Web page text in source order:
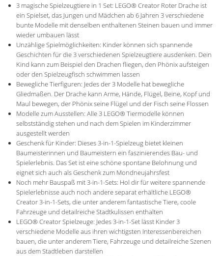
3 magische Spielzeugtiere in 1 Set: LEGO® Creator Roter Drache ist
ein Spielset, das Jungen und Mädchen ab 6 Jahren 3 verschiedene
bunte Modelle mit denselben enthaltenen Steinen bauen und immer
wieder umbauen lässt
Unzählige Spielmöglichkeiten: Kinder können sich spannende
Geschichten für die 3 verschiedenen Spielzeugtiere ausdenken. Dein
Kind kann zum Beispiel den Drachen fliegen, den Phönix aufsteigen
oder den Spielzeugfisch schwimmen lassen
Bewegliche Tierfiguren: Jedes der 3 Modelle hat bewegliche
Gliedmaßen. Der Drache kann Arme, Hände, Flügel, Beine, Kopf und
Maul bewegen, der Phönix seine Flügel und der Fisch seine Flossen
Modelle zum Ausstellen: Alle 3 LEGO® Tiermodelle können
selbstständig stehen und nach dem Spielen im Kinderzimmer
ausgestellt werden
Geschenk für Kinder: Dieses 3-in-1-Spielzeug bietet kleinen
Baumeisterinnen und Baumeistern ein faszinierendes Bau- und
Spielerlebnis. Das Set ist eine schöne spontane Belohnung und
eignet sich auch als Geschenk zum Mondneujahrsfest
Noch mehr Bauspaß mit 3-in-1-Sets: Hol dir für weitere spannende
Spielerlebnisse auch noch andere separat erhältliche LEGO®
Creator 3-in-1-Sets, die unter anderem fantastische Tiere, coole
Fahrzeuge und detailreiche Stadtkulissen enthalten
LEGO® Creator Spielzeuge: Jedes 3-in-1-Set lässt Kinder 3
verschiedene Modelle aus ihren wichtigsten Interessenbereichen
bauen, die unter anderem Tiere, Fahrzeuge und detailreiche Szenen
aus dem Stadtleben darstellen